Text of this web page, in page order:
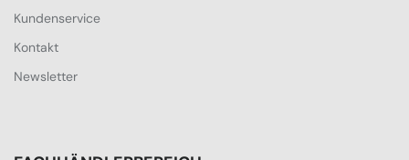
Kundenservice
Kontakt
Newsletter